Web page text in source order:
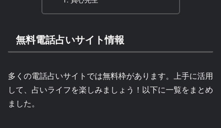
無料電話占いサイト情報
多くの電話占いサイトでは無料枠があります。上手に活用
して、占いライフを楽しみましょう！以下に一覧をまとめ
ました。